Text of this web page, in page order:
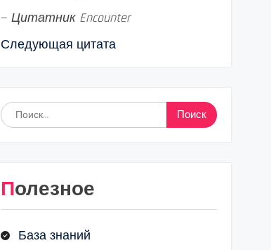
— Цитатник Encounter
Следующая цитата
Найти:
Полезное
База знаний